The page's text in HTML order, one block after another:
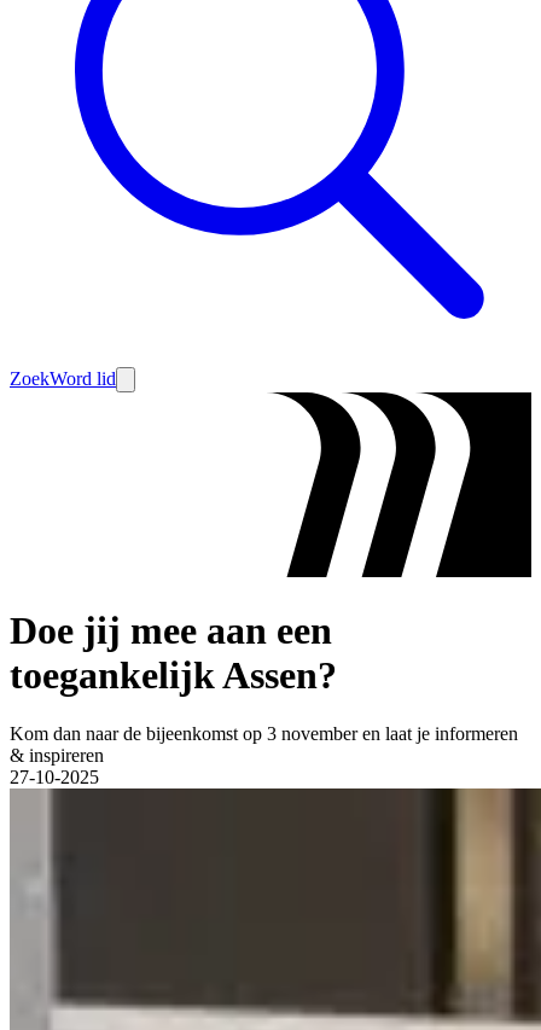
ZoekWord lid
Doe jij mee aan een
toegankelijk Assen?
Kom dan naar de bijeenkomst op 3 november en laat je informeren
& inspireren
27-10-2025